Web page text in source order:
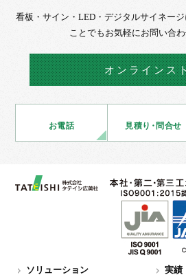
看板・サイン・LED・デジタルサイネージ
ことでもお気軽にお問い合わ
オンラインス
お電話 見積り・ 問合せ
ソリューション 実績